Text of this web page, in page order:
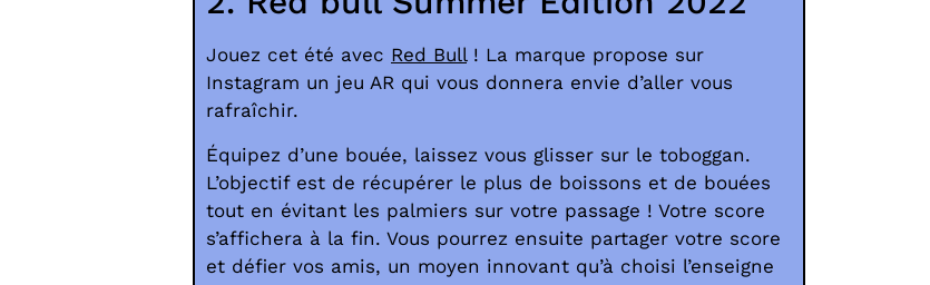
Jouez cet été avec Red Bull! La marque propose sur
Instagram un jeu AR qui vous donnera envie d’aller vous
rafraîchir.
Équipez d’une bouée, laissez vous glisser sur le toboggan.
L’objectif est de récupérer le plus de boissons et de bouées
tout en évitant les palmiers sur votre passage ! Votre score
s’affichera à la fin. Vous pourrez ensuite partager votre score
et défier vos amis, un moyen innovant qu’à choisi l’enseigne